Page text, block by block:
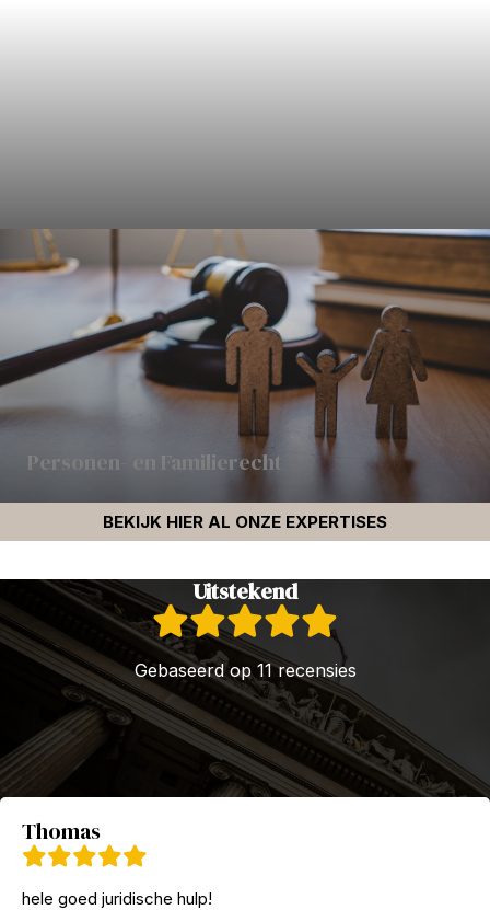
Personen- en Familierecht
BEKIJK HIER AL ONZE EXPERTISES
Uitstekend
Gebaseerd op 11 recensies
Thomas
hele goed juridische hulp!